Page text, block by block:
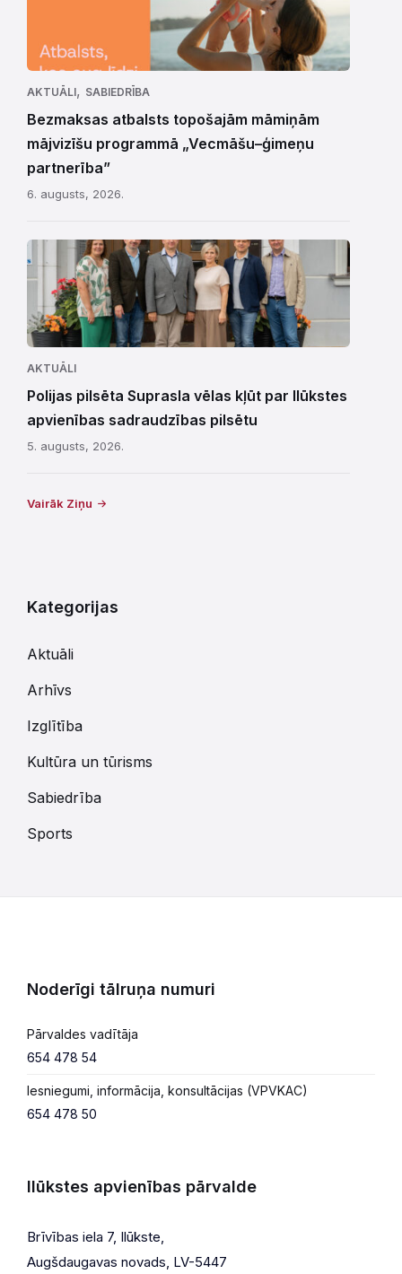
AKTUĀLI, SABIEDRĪBA
Bezmaksas atbalsts topošajām māmiņām
mājvizīšu programmā „Vecmāšu–ģimeņu
partnerība”
6. augusts, 2026.
AKTUĀLI
Polijas pilsēta Suprasla vēlas kļūt par Ilūkstes
apvienības sadraudzības pilsētu
5. augusts, 2026.
Vairāk Ziņu
Kategorijas
Aktuāli
Arhīvs
Izglītība
Kultūra un tūrisms
Sabiedrība
Sports
Noderīgi tālruņa numuri
Pārvaldes vadītāja
654 478 54
Iesniegumi, informācija, konsultācijas (VPVKAC)
654 478 50
Ilūkstes apvienības pārvalde
Brīvības iela 7, Ilūkste,
Augšdaugavas novads, LV-5447